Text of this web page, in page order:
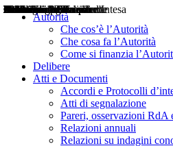
Autorità
Che cos’è l’Autorità
Che cosa fa l’Autorità
Come si finanzia
Delibere
Atti e Documenti
Accordi e Protocolli
Atti di segnalazione
Pareri, osservazioni RdA
Relazioni annuali
Relazioni su indagini
Delibere
Pareri
Consultazioni
Audizioni
Atti di Segnalazione
Accordi e Protocolli d'Intesa
Relazioni annuali
Misure di regolazione
Notizie
Comunicati Stampa
Bollettini ART
Convegni ART
Interviste del Presidente
Articoli in primo piano
Interventi del Presidente
2004
2005
2010
2013
2014
2015
2016
2017
2018
2019
202
2020
2021
2022
2023
2024
2025
2026
Aereo
Marittimo
Terrestre